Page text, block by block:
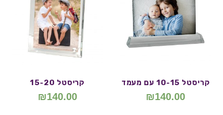
קריסטל 10-15 עם מעמד
₪140.00
קריסטל 15-20
₪140.00